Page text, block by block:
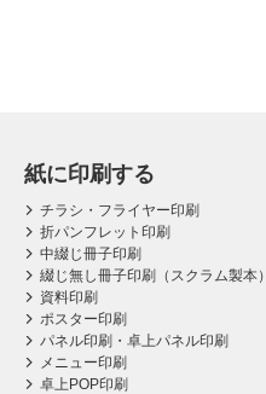
紙に印刷する
チラシ・フライヤー印刷
折パンフレット印刷
中綴じ冊子印刷
綴じ無し冊子印刷（スクラム製本）
資料印刷
ポスター印刷
パネル印刷・卓上パネル印刷
メニュー印刷
卓上POP印刷